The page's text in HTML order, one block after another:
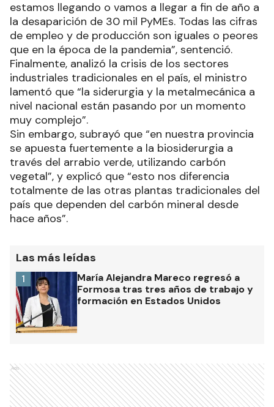
estamos llegando o vamos a llegar a fin de año a
la desaparición de 30 mil PyMEs. Todas las cifras
de empleo y de producción son iguales o peores
que en la época de la pandemia”, sentenció.
Finalmente, analizó la crisis de los sectores
industriales tradicionales en el país, el ministro
lamentó que “la siderurgia y la metalmecánica a
nivel nacional están pasando por un momento
muy complejo”.
Sin embargo, subrayó que “en nuestra provincia
se apuesta fuertemente a la biosiderurgia a
través del arrabio verde, utilizando carbón
vegetal”, y explicó que “esto nos diferencia
totalmente de las otras plantas tradicionales del
país que dependen del carbón mineral desde
hace años”.
Las más leídas
María Alejandra Mareco regresó a
Formosa tras tres años de trabajo y
formación en Estados Unidos
1
Ads